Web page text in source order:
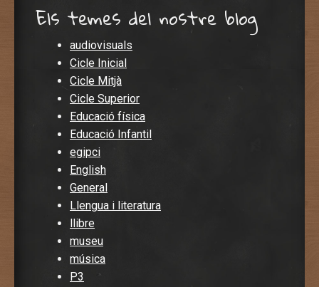
Els temes del nostre blog
audiovisuals
Cicle Inicial
Cicle Mitjà
Cicle Superior
Educació física
Educació Infantil
egipci
English
General
Llengua i literatura
llibre
museu
música
P3